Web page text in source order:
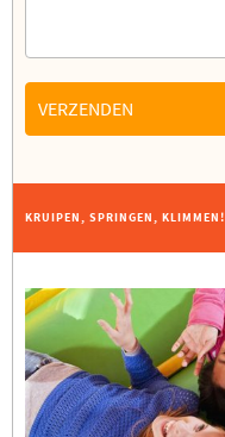
VERZENDEN
KRUIPEN, SPRINGEN, KLIMMEN!